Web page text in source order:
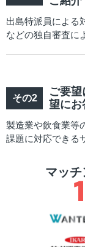
出島特派員による
などの独自審査に
ご要
望にお
製造業や飲食業等
課題に対応できる
マッ